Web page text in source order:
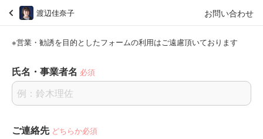
渡辺佳奈子 お問い合わせ
※営業・勧誘を目的としたフォームの利用はご遠慮頂いております
氏名・事業者名 必須
ご連絡先 どちらか必須